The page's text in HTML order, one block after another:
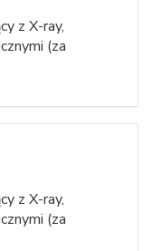
z X-ray,
(za
z X-ray,
(za